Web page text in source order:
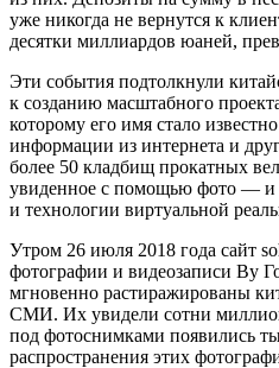
уже никогда не вернутся к
десятки миллиардов юаней,
Эти события подтолкнули
к созданию масштабного
которому его имя стало
информации из интернета и
более 50 кладбищ прокатных
увиденное с помощью фото — и
и технологии виртуальной
Утром 26 июля 2018 года сайт
фотографии и видеозаписи Ву
мгновенно растиражированы
СМИ. Их увидели сотни
под фотоснимками появились
распространения этих